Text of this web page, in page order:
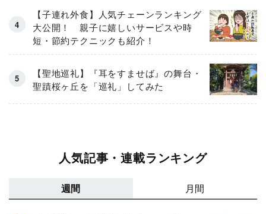
【子連れ外食】人気チェーンランキング
大公開！ 親子に嬉しいサービスや時
短・節約テクニックも紹介！
【聖地巡礼】『耳をすませば』の舞台・
聖蹟桜ヶ丘を「巡礼」してみた
人気記事・連載ランキング
週間 月間